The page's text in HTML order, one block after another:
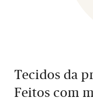
Tecidos da
Feitos com